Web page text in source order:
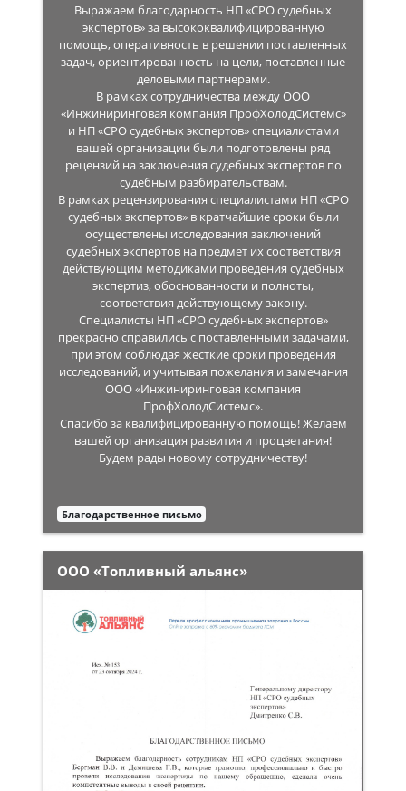
Выражаем благодарность НП «СРО судебных
экспертов» за высококвалифицированную
помощь, оперативность в решении поставленных
задач, ориентированность на цели, поставленные
деловыми партнерами.
В рамках сотрудничества между ООО
«Инжиниринговая компания ПрофХолодСистемс»
и НП «СРО судебных экспертов» специалистами
вашей организации были подготовлены ряд
рецензий на заключения судебных экспертов по
судебным разбирательствам.
В рамках рецензирования специалистами НП «СРО
судебных экспертов» в кратчайшие сроки были
осуществлены исследования заключений
судебных экспертов на предмет их соответствия
действующим методиками проведения судебных
экспертиз, обоснованности и полноты,
соответствия действующему закону.
Специалисты НП «СРО судебных экспертов»
прекрасно справились с поставленными задачами,
при этом соблюдая жесткие сроки проведения
исследований, и учитывая пожелания и замечания
ООО «Инжиниринговая компания
ПрофХолодСистемс».
Спасибо за квалифицированную помощь! Желаем
вашей организация развития и процветания!
Будем рады новому сотрудничеству!
Благодарственное письмо
ООО «Топливный альянс»